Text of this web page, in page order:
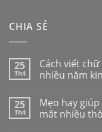
CHIA SẺ
25
Th4
Cách viết
nhiều năm
25
Th4
Mẹo hay
mất nhiều